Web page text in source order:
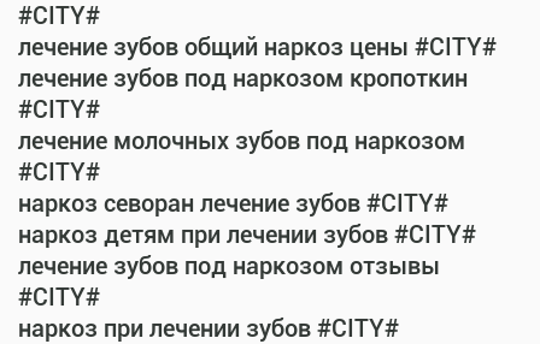
#CITY#
лечение зубов общий наркоз цены #CITY#
лечение зубов под наркозом кропоткин
#CITY#
лечение молочных зубов под наркозом
#CITY#
наркоз севоран лечение зубов #CITY#
наркоз детям при лечении зубов #CITY#
лечение зубов под наркозом отзывы
#CITY#
наркоз при лечении зубов #CITY#